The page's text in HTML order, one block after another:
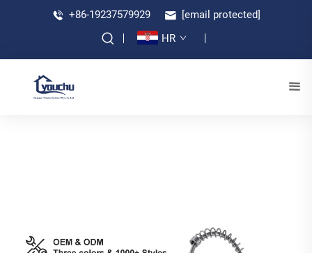
+86-19237579929
[email protected]
HR